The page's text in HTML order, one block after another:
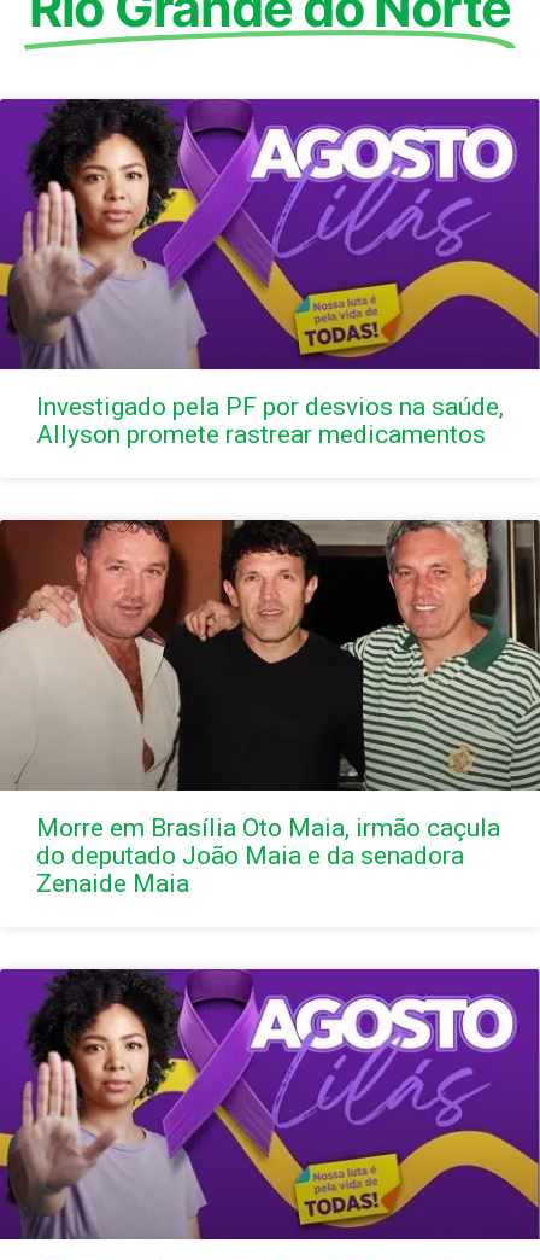
Investigado pela PF por desvios na saúde,
Allyson promete rastrear medicamentos
Morre em Brasília Oto Maia, irmão caçula
do deputado João Maia e da senadora
Zenaide Maia